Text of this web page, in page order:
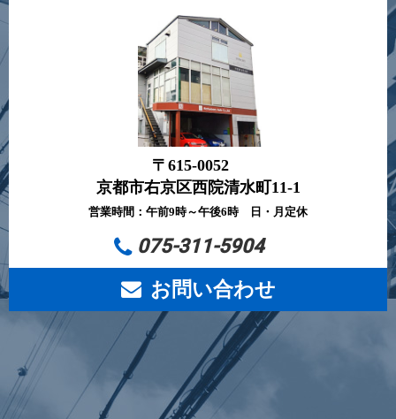
〒615-0052
京都市右京区西院清水町11-1
営業時間：午前9時～午後6時 日・月定休
075-311-5904
お問い合わせ